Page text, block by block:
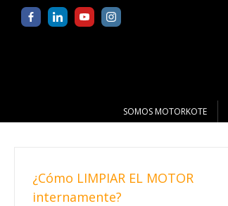
SOMOS MOTORKOTE
¿Cómo LIMPIAR EL MOTOR
internamente?